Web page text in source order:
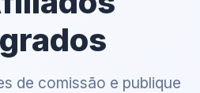
de comissão e publique